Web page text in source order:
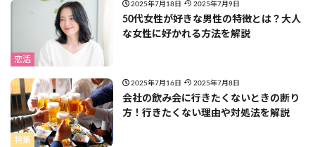
恋活
2025年7月18日 2025年7月9日
50代女性が好きな男性の特徴とは？大人
な女性に好かれる方法を解説
特集
2025年7月16日 2025年7月8日
会社の飲み会に行きたくないときの断り
方！行きたくない理由や対処法を解説